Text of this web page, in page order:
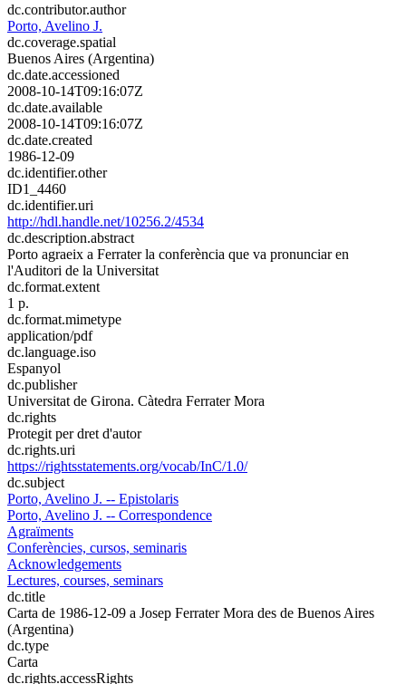
dc.contributor.author
Porto, Avelino J.
dc.coverage.spatial
Buenos Aires (Argentina)
dc.date.accessioned
2008-10-14T09:16:07Z
dc.date.available
2008-10-14T09:16:07Z
dc.date.created
1986-12-09
dc.identifier.other
ID1_4460
dc.identifier.uri
http://hdl.handle.net/10256.2/4534
dc.description.abstract
Porto agraeix a Ferrater la conferència que va pronunciar en
l'Auditori de la Universitat
dc.format.extent
1 p.
dc.format.mimetype
application/pdf
dc.language.iso
Espanyol
dc.publisher
Universitat de Girona. Càtedra Ferrater Mora
dc.rights
Protegit per dret d'autor
dc.rights.uri
https://rightsstatements.org/vocab/InC/1.0/
dc.subject
Porto, Avelino J. -- Epistolaris
Porto, Avelino J. -- Correspondence
Agraïments
Conferències, cursos, seminaris
Acknowledgements
Lectures, courses, seminars
dc.title
Carta de 1986-12-09 a Josep Ferrater Mora des de Buenos Aires
(Argentina)
dc.type
Carta
dc.rights.accessRights